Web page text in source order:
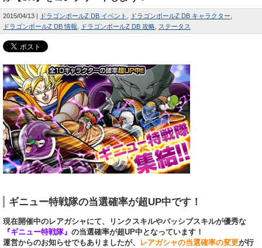
2015/04/13 ドラゴンボールZ DB イベント
ドラゴンボールZ DB キャラクター
ドラゴンボールZ DB 情報
ドラゴンボールZ DB 攻略 ステータス
ギニュー特戦隊の当選確率が超UP中です！
現在開催中のレアガシャにて、リンクスキルやパッシブスキルが優秀な
『ギニュー特戦隊』 の当選確率が超UP中となっています！
運営からのお知らせでもありましたが、
レアガシャの当選確率の変更が行